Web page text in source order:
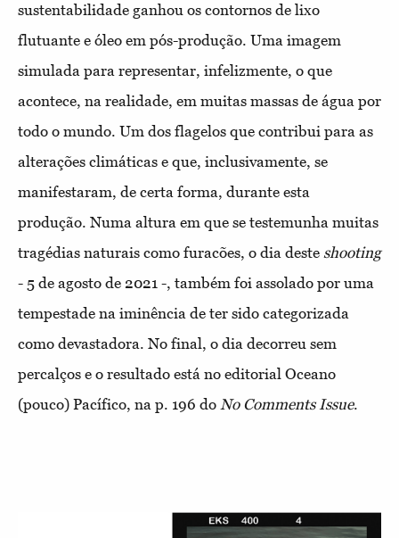
sustentabilidade ganhou os contornos de lixo
flutuante e óleo em pós-produção. Uma imagem
simulada para representar, infelizmente, o que
acontece, na realidade, em muitas massas de água por
todo o mundo. Um dos flagelos que contribui para as
alterações climáticas e que, inclusivamente, se
manifestaram, de certa forma, durante esta
produção. Numa altura em que se testemunha muitas
tragédias naturais como furacões, o dia deste shooting
- 5 de agosto de 2021 -, também foi assolado por uma
tempestade na iminência de ter sido categorizada
como devastadora. No final, o dia decorreu sem
percalços e o resultado está no editorial Oceano
(pouco) Pacífico, na p. 196 do No Comments Issue.